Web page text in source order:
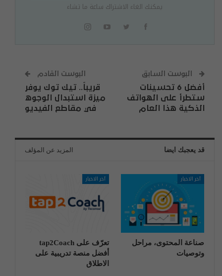
يمكنك الغاء الاشتراك ساعة ما تشاء
البوست السابق
أفضل 6 تحسينات
ستطرأ على الهواتف
الذكية هذا العام
البوست القادم
قريباً.. تيك توك يوفر
ميزة استبدال الوجوه
في مقاطع الفيديو
قد يعجبك ايضا المزيد عن المؤلف
آخر الاخبار
صناعة المحتوى، مراحل
وتوصيات
آخر الاخبار
تعرّف على tap2Coach
أفضل منصة تدريبية على
الاطلاق